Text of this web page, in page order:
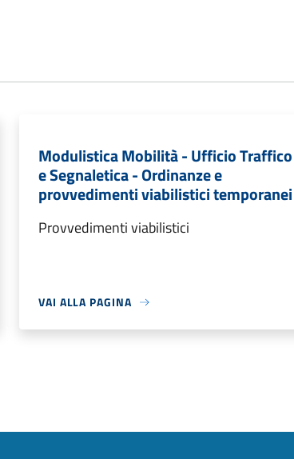
Modulistica Mobilità - Ufficio Traffico
e Segnaletica - Ordinanze e
provvedimenti viabilistici temporanei
Provvedimenti viabilistici
VAI ALLA PAGINA